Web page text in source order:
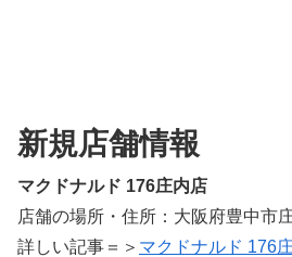
新規店舗情報
マクドナルド 176庄内店
店舗の場所・住所：大阪府豊中市
詳しい記事＝＞ マクドナルド 176